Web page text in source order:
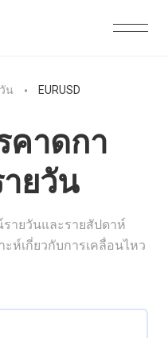
น EURUSD
คาดกา
ยวัน
ายวันและรายสัปดาห์
ห์เกี่ยวกับการเคลื่อนไหว